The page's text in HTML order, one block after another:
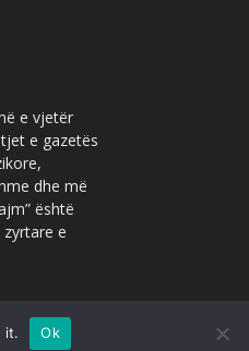
e vjetër
e gazetës
dhe më
është
e
it. Ok